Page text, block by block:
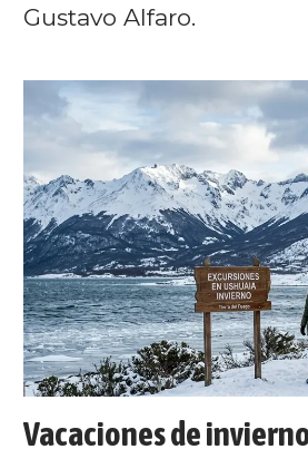
Gustavo Alfaro.
Vacaciones de